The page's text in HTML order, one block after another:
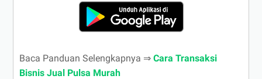
Baca Panduan Selengkapnya ⇒ Cara Transaksi
Bisnis Jual Pulsa Murah